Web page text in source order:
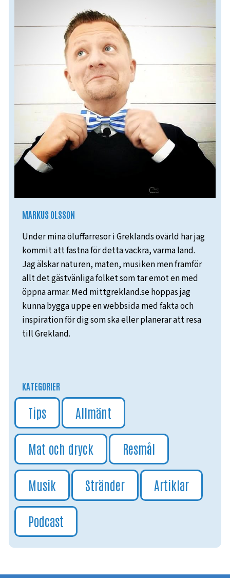
MARKUS OLSSON
Under mina öluffarresor i Greklands övärld har jag
kommit att fastna för detta vackra, varma land.
Jag älskar naturen, maten, musiken men framför
allt det gästvänliga folket som tar emot en med
öppna armar. Med mittgrekland.se hoppas jag
kunna bygga uppe en webbsida med fakta och
inspiration för dig som ska eller planerar att resa
till Grekland.
KATEGORIER
Tips Allmänt
Mat och dryck Resmål
Musik Stränder Artiklar
Podcast